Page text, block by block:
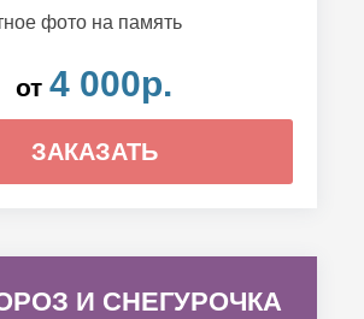
фото на память
от 4 000р.
ЗАКАЗАТЬ
И СНЕГУРОЧКА